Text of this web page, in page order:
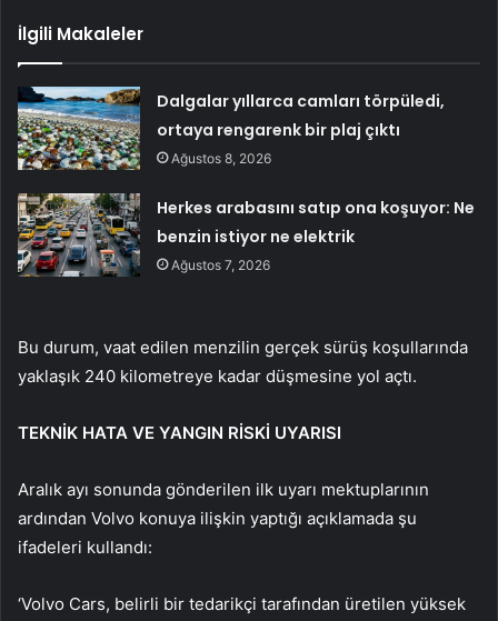
İlgili Makaleler
Dalgalar yıllarca camları törpüledi,
ortaya rengarenk bir plaj çıktı
Ağustos 8, 2026
Herkes arabasını satıp ona koşuyor: Ne
benzin istiyor ne elektrik
Ağustos 7, 2026
Bu durum, vaat edilen menzilin gerçek sürüş koşullarında
yaklaşık 240 kilometreye kadar düşmesine yol açtı.
TEKNİK HATA VE YANGIN RİSKİ UYARISI
Aralık ayı sonunda gönderilen ilk uyarı mektuplarının
ardından Volvo konuya ilişkin yaptığı açıklamada şu
ifadeleri kullandı:
‘Volvo Cars, belirli bir tedarikçi tarafından üretilen yüksek